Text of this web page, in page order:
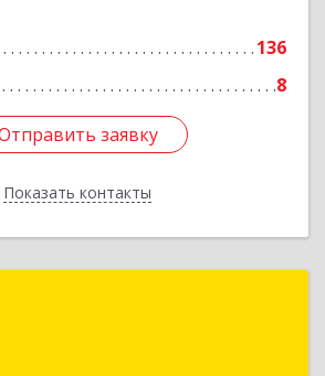
136
8
заявку
Показать контакты
заявку
Назад
обл, Калининград г,